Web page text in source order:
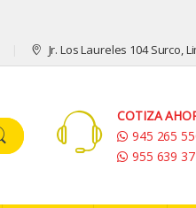
Jr. Los Laureles 104 Surco,
COTIZA
945 265
955 639